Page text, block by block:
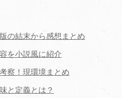
の結末から感想まとめ
を小説風に紹介
察！現環境まとめ
と定義とは？